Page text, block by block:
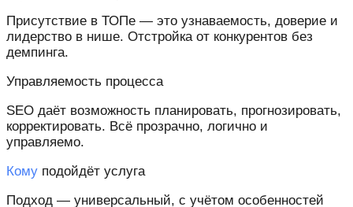
Присутствие в ТОПе — это узнаваемость, доверие и
лидерство в нише. Отстройка от конкурентов без
демпинга.
Управляемость процесса
SEO даёт возможность планировать, прогнозировать,
корректировать. Всё прозрачно, логично и
управляемо.
Кому подойдёт услуга
Подход — универсальный, с учётом особенностей